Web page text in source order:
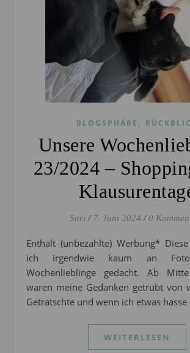
BLOGSPHÄRE ,
Unsere
23/2024 –
Sari / 7. Juni 2024 / 0
Enthält (unbezahlte) Werbung* Diese Woche habe
ich irgendwie kaum an
Wochenlieblinge gedacht. Ab
waren meine Gedanken getrübt von
Getratschte und wenn ich etwas
WEITERLESEN